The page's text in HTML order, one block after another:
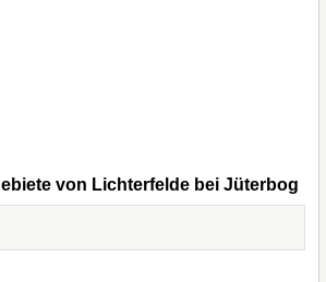
von Lichterfelde bei Jüterbog